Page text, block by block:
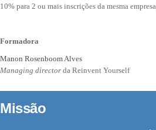
10% para 2 ou mais inscrições da mesma
Formadora
Manon Rosenboom Alves
Managing director da Reinvent Yourself
Missão